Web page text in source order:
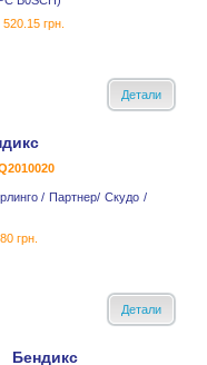
520.15 грн.
Детали
/ Партнер/ Скудо /
грн.
Детали
Бендикс